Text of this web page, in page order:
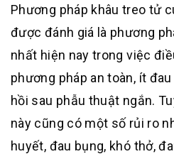
Phương pháp khâu treo tử
được đánh giá là phương
nhất hiện nay trong việc
phương pháp an toàn, ít
hồi sau phẫu thuật ngắn.
này cũng có một số rủi ro
huyết, đau bụng, khó thở,